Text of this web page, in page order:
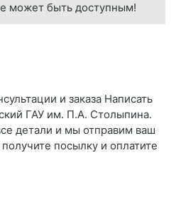
может быть доступным!
и заказа Написать
ГАУ им. П.А. Столыпина.
детали и мы отправим ваш
посылку и оплатите